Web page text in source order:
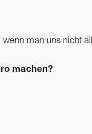
man uns nicht
machen?